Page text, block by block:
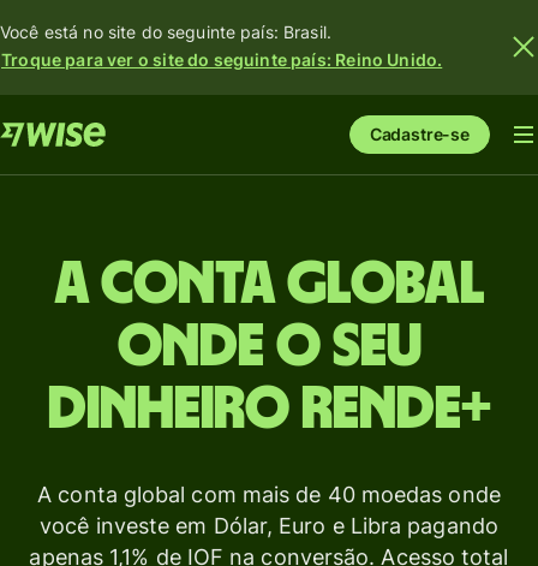
Você está no site do seguinte país: Brasil.
Troque para ver o site do seguinte país: Reino Unido.
Cadastre-se
A conta global
onde o seu
dinheiro Rende+
A conta global com mais de 40 moedas onde
você investe em Dólar, Euro e Libra pagando
apenas 1,1% de IOF na conversão. Acesso total